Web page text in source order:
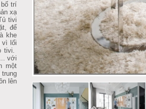
bố trí
xạ
tivi
để
khe
vì lối
tivi.
với
một
lên